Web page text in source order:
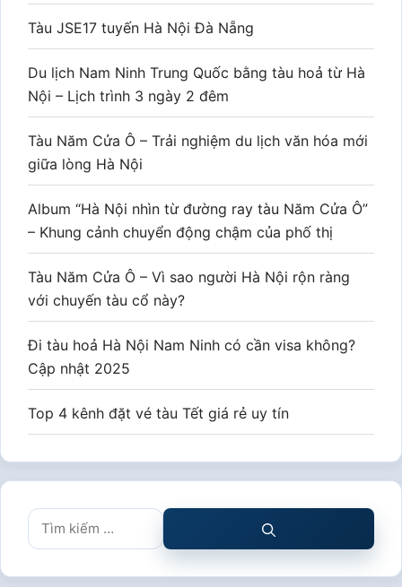
Tàu JSE17 tuyến Hà Nội Đà Nẵng
Du lịch Nam Ninh Trung Quốc bằng tàu hoả từ Hà
Nội – Lịch trình 3 ngày 2 đêm
Tàu Năm Cửa Ô – Trải nghiệm du lịch văn hóa mới
giữa lòng Hà Nội
Album “Hà Nội nhìn từ đường ray tàu Năm Cửa Ô”
– Khung cảnh chuyển động chậm của phố thị
Tàu Năm Cửa Ô – Vì sao người Hà Nội rộn ràng
với chuyến tàu cổ này?
Đi tàu hoả Hà Nội Nam Ninh có cần visa không?
Cập nhật 2025
Top 4 kênh đặt vé tàu Tết giá rẻ uy tín
Tìm
kiếm